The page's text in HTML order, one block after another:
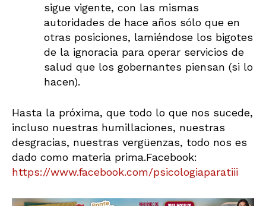
sigue vigente, con las mismas
autoridades de hace años sólo que en
otras posiciones, lamiéndose los bigotes
de la ignoracia para operar servicios de
salud que los gobernantes piensan (si lo
hacen).
Hasta la próxima, que todo lo que nos sucede,
incluso nuestras humillaciones, nuestras
desgracias, nuestras vergüenzas, todo nos es
dado como materia prima.Facebook:
https://www.facebook.com/psicologiaparatiii